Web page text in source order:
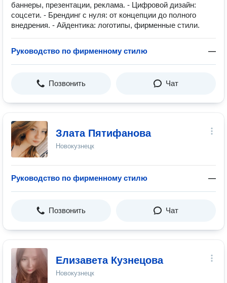
баннеры, презентации, реклама. - Цифровой дизайн:
соцсети. - Брендинг с нуля: от концепции до полного
внедрения. - Айдентика: логотипы, фирменные стили.
Руководство по фирменному стилю —
Позвонить Чат
Злата Пятифанова
Новокузнецк
Руководство по фирменному стилю —
Позвонить Чат
Елизавета Кузнецова
Новокузнецк